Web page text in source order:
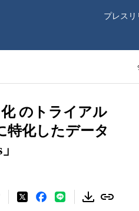
プレス
のトライアル
特化したデータ